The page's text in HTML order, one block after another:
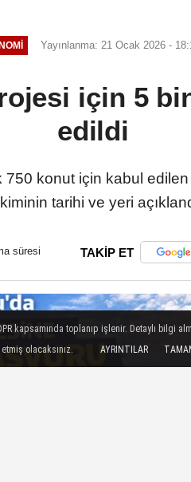
Yayınlanma: 21 Ocak 2026 -
için 5
edildi
750 konut için kabul
tarihi ve yeri
süresi TAKİP ET
kapsamında toplanıp işlenir. Detaylı
olacaksınız.
AYRINTILAR